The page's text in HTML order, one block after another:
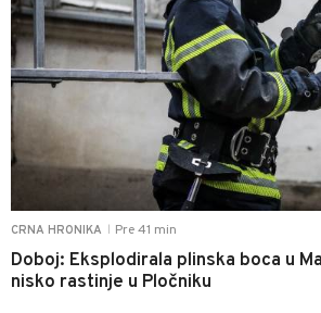
CRNA HRONIKA Pre 41 min
Doboj: Eksplodirala plinska boca u
nisko rastinje u Pločniku